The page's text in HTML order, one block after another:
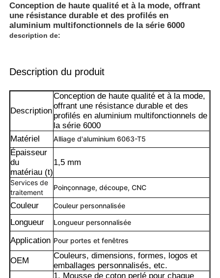
Maison
Produits
À propos de nous
Conception de haute qualité et à la mode, offrant
une résistance durable et des profilés en
aluminium multifonctionnels de la série 6000
description de:
Description du produit
Description
Conception de haute qualité et à la mode,
offrant une résistance durable et des
profilés en aluminium multifonctionnels de
la série 6000
Matériel
Alliage d'aluminium 6063-T5
Épaisseur
du
matériau (t)
1,5 mm
Services de
traitement
Poinçonnage, découpe, CNC
Couleur Couleur personnalisée
Longueur Longueur personnalisée
Application Pour portes et fenêtres
OEM
Couleurs, dimensions, formes, logos et
emballages personnalisés, etc.
1. Mousse de coton perlé pour chaque